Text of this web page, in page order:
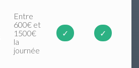
Entre
600€ et
1500€
la
journée
✓ ✓